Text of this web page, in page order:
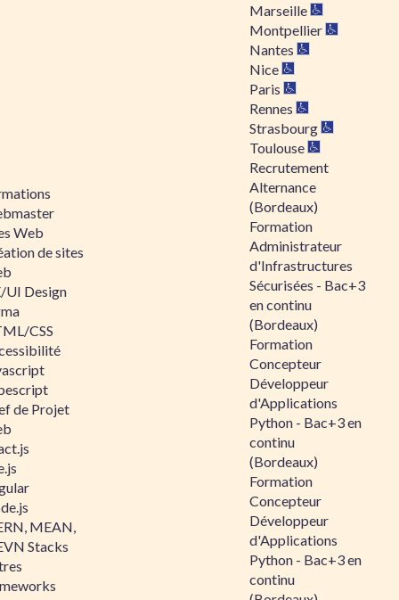
Web
de sites
UI Design
CSS
de Projet
MEAN,
Stacks
Marseille
Montpellier
Nantes
Nice
Paris
Rennes
Strasbourg
Toulouse
Recrutement
Alternance
(Bordeaux)
Formation
Administrateur
d'Infrastructures
Sécurisées - Bac+3
en continu
(Bordeaux)
Formation
Concepteur
Développeur
d'Applications
Python - Bac+3 en
continu
(Bordeaux)
Formation
Concepteur
Développeur
d'Applications
Python - Bac+3 en
continu